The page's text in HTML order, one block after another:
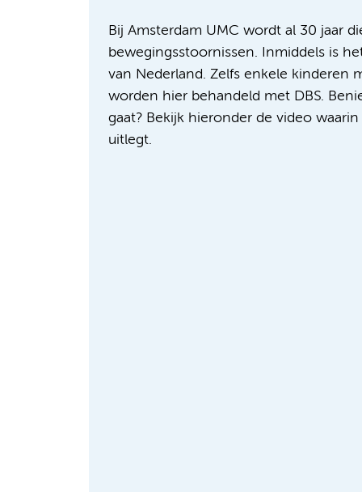
Bij Amsterdam UMC wordt al 30 jaar
bewegingsstoornissen. Inmiddels is
van Nederland. Zelfs enkele kinderen
worden hier behandeld met DBS.
gaat? Bekijk hieronder de video
uitlegt.